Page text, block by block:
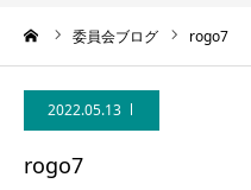
委員会ブログ rogo7
2022.05.13
rogo7